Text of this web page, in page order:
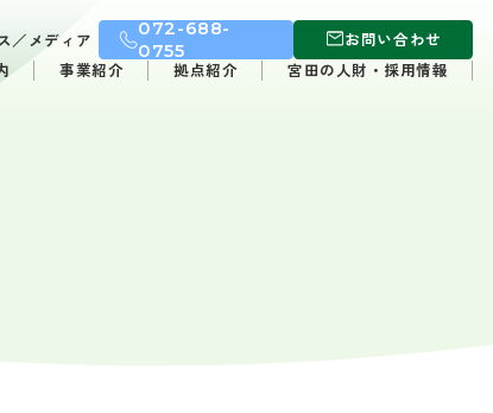
／メディア
072-688-
0755
お問い合わせ
事業紹介 拠点紹介 宮田の人財・採用情報